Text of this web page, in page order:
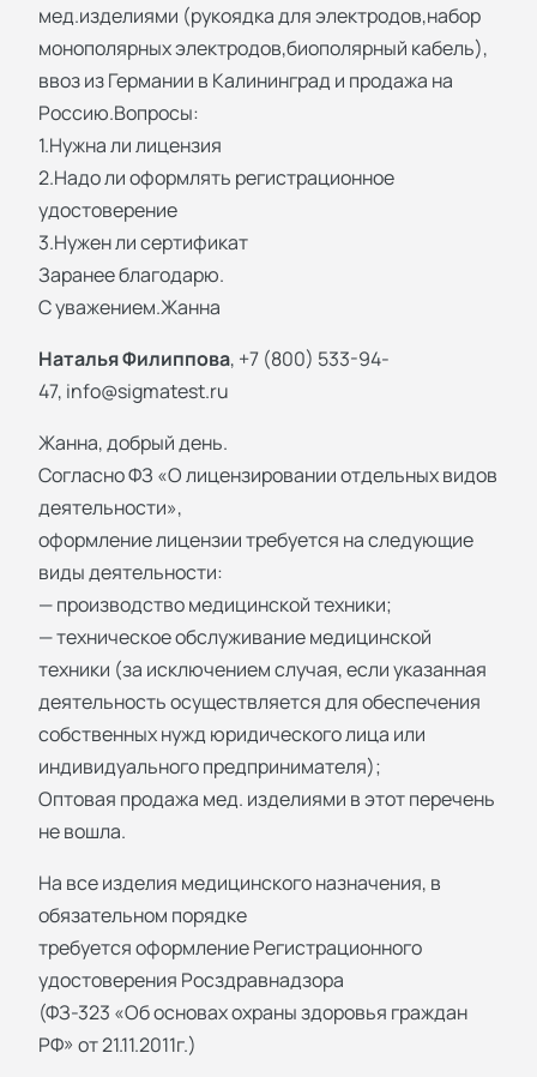
мед.изделиями (рукоядка для электродов,набор
монополярных электродов,биополярный кабель),
ввоз из Германии в Калининград и продажа на
Россию.Вопросы:
1.Нужна ли лицензия
2.Надо ли оформлять регистрационное
удостоверение
3.Нужен ли сертификат
Заранее благодарю.
С уважением.Жанна
Наталья Филиппова, +7 (800) 533-94-
47, info@sigmatest.ru
Жанна, добрый день.
Согласно ФЗ «О лицензировании отдельных видов
деятельности»,
оформление лицензии требуется на следующие
виды деятельности:
— производство медицинской техники;
— техническое обслуживание медицинской
техники (за исключением случая, если указанная
деятельность осуществляется для обеспечения
собственных нужд юридического лица или
индивидуального предпринимателя);
Оптовая продажа мед. изделиями в этот перечень
не вошла.
На все изделия медицинского назначения, в
обязательном порядке
требуется оформление Регистрационного
удостоверения Росздравнадзора
(ФЗ-323 «Об основах охраны здоровья граждан
РФ» от 21.11.2011г.)